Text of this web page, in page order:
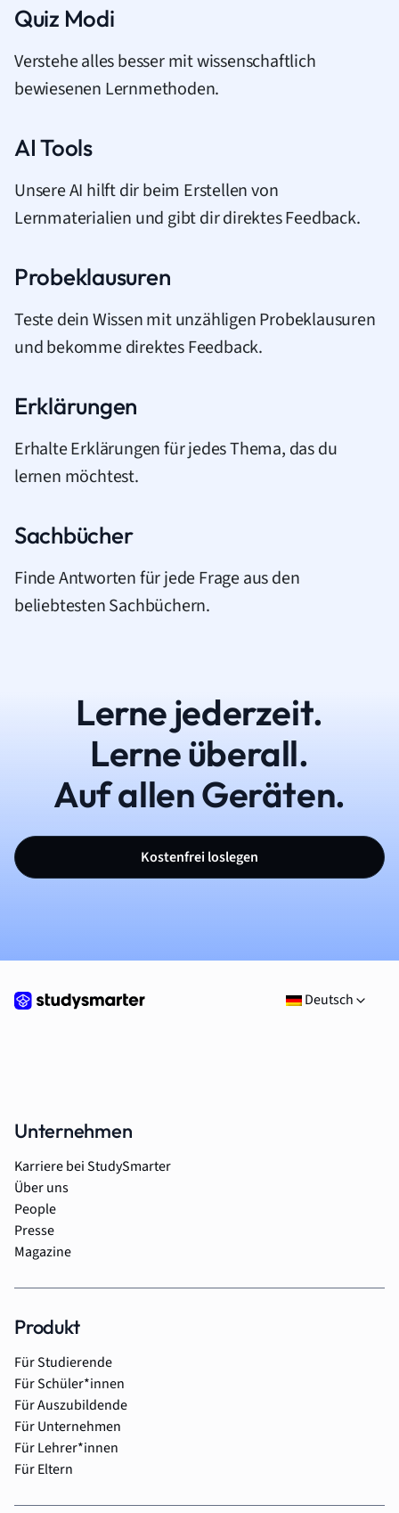
Quiz Modi
Verstehe alles besser mit wissenschaftlich
bewiesenen Lernmethoden.
AI Tools
Unsere AI hilft dir beim Erstellen von
Lernmaterialien und gibt dir direktes Feedback.
Probeklausuren
Teste dein Wissen mit unzähligen Probeklausuren
und bekomme direktes Feedback.
Erklärungen
Erhalte Erklärungen für jedes Thema, das du
lernen möchtest.
Sachbücher
Finde Antworten für jede Frage aus den
beliebtesten Sachbüchern.
Lerne jederzeit.
Lerne überall.
Auf allen Geräten.
Kostenfrei loslegen
Deutsch
Unternehmen
Karriere bei StudySmarter
Über uns
People
Presse
Magazine
Produkt
Für Studierende
Für Schüler*innen
Für Auszubildende
Für Unternehmen
Für Lehrer*innen
Für Eltern